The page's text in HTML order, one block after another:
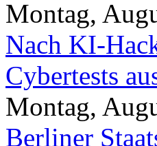
Montag,
Nach KI-
Cybertests
Montag,
Berliner